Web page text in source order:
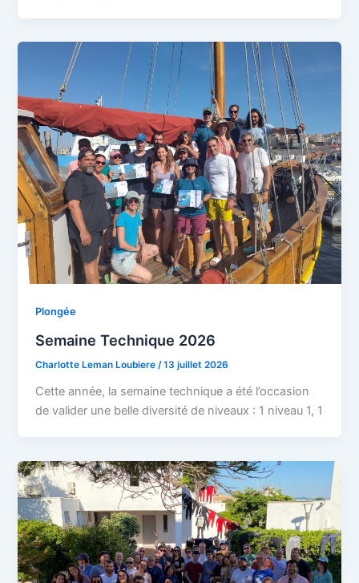
Plongée
Semaine Technique 2026
Charlotte Leman Loubiere /13 juillet 2026
Cette année, la semaine technique a été l’occasion
de valider une belle diversité de niveaux : 1 niveau 1, 1